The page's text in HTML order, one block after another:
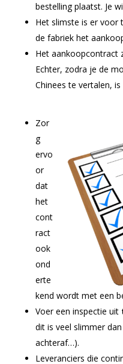
bestelling plaatst. Je
Het slimste is er voor
de fabriek het
Het aankoopcontract
Echter, zodra je de
Chinees te vertalen,
Zor
g
ervo
or
dat
het
cont
ract
ook
ond
erte
kend wordt met een
Voer een inspectie uit
dit is veel slimmer
achteraf…).
Leveranciers die